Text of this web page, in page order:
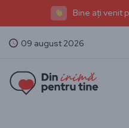
Bine ați venit
09 august 2026